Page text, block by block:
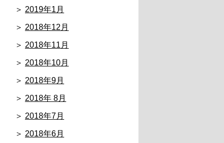
2019年1月
2018年12月
2018年11月
2018年10月
2018年9月
2018年 8月
2018年7月
2018年6月